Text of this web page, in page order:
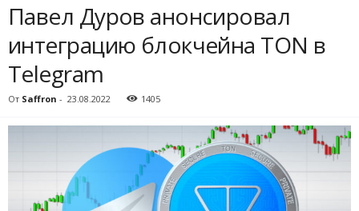
Павел Дуров анонсировал
интеграцию блокчейна TON в
Telegram
От Saffron - 23.08.2022 1405